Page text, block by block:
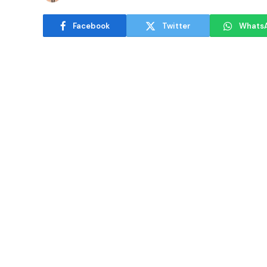
Facebook Twitter